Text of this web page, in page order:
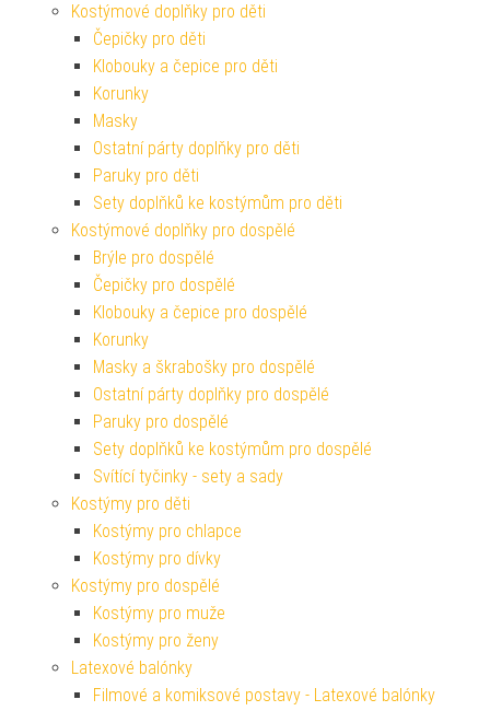
Kostýmové doplňky pro děti
Čepičky pro děti
Klobouky a čepice pro děti
Korunky
Masky
Ostatní párty doplňky pro děti
Paruky pro děti
Sety doplňků ke kostýmům pro děti
Kostýmové doplňky pro dospělé
Brýle pro dospělé
Čepičky pro dospělé
Klobouky a čepice pro dospělé
Korunky
Masky a škrabošky pro dospělé
Ostatní párty doplňky pro dospělé
Paruky pro dospělé
Sety doplňků ke kostýmům pro dospělé
Svítící tyčinky - sety a sady
Kostýmy pro děti
Kostýmy pro chlapce
Kostýmy pro dívky
Kostýmy pro dospělé
Kostýmy pro muže
Kostýmy pro ženy
Latexové balónky
Filmové a komiksové postavy - Latexové balónky